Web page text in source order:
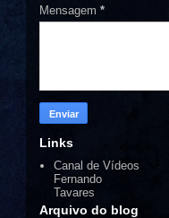
Mensagem *
Links
Canal de Vídeos
Fernando
Tavares
Arquivo do blog